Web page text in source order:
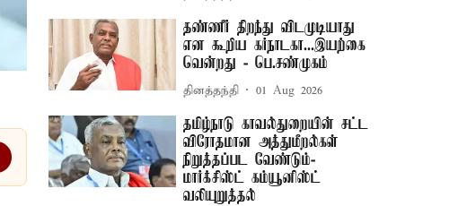
தண்ணீர் திறந்து விடமுடியாது
என கூறிய கர்நாடகா...இயற்கை
வென்றது - பெ.சண்முகம்
தினத்தந்தி 01 Aug 2026
தமிழ்நாடு காவல்துறையின் சட்ட
விரோதமான அத்துமீறல்கள்
நிறுத்தப்பட வேண்டும்-
மார்க்சிஸ்ட் கம்யூனிஸ்ட்
வலியுறுத்தல்